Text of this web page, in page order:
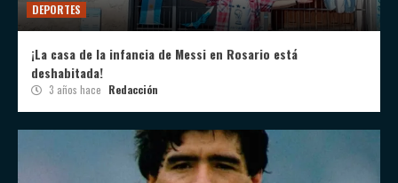
DEPORTES
¡La casa de la infancia de Messi en Rosario está
deshabitada!
3 años hace Redacción